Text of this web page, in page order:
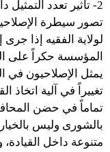
2- تأثير تعدد
تصور سيطرة
لولاية الفقيه إذا جرى
المؤسسة حكراً على
يمثل الإصلاحيون في
تغييراً في آلية اتخاذ
تماماً في حضن
بالشورى وليس
متنوعة داخل